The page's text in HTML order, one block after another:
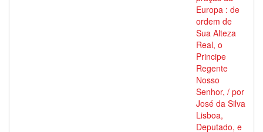
Europa : de
ordem de
Sua Alteza
Real, o
Principe
Regente
Nosso
Senhor, / por
José da Silva
Lisboa,
Deputado, e